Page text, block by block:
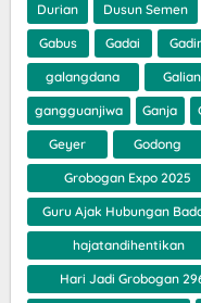
Durian Dusun Semen
Gabus Gadai
galangdana
gangguanjiwa Ganja
Geyer Godong
Grobogan Expo 2025
Guru Ajak Hubungan
hajatandihentikan
Hari Jadi Grobogan